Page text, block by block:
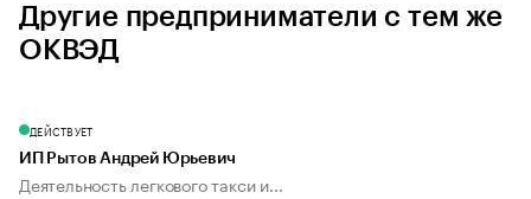
Другие предприниматели с тем же
ОКВЭД
ДЕЙСТВУЕТ
ИП Рытов Андрей Юрьевич
Деятельность легкового такси и...